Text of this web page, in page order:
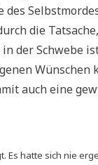
die
der Schwebe
Wünschen
auch eine
Es hatte sich nie